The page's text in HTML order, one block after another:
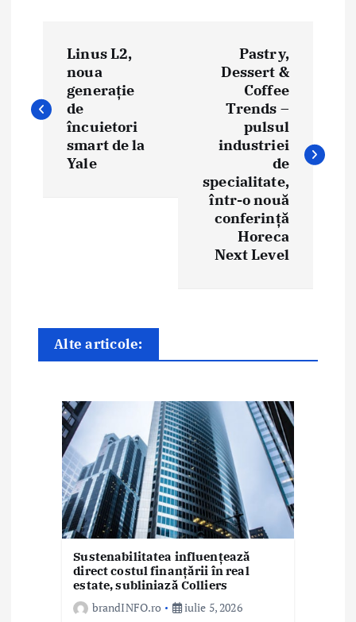
v
n
a
Linus L2,
noua
generație
de
încuietori
smart de la
Yale
Pastry,
Dessert &
Coffee
Trends –
pulsul
industriei
de
specialitate,
într-o nouă
conferință
Horeca
Next Level
Alte articole:
Sustenabilitatea influențează
direct costul finanțării în real
estate, subliniază Colliers
brandINFO.ro
iulie 5, 2026